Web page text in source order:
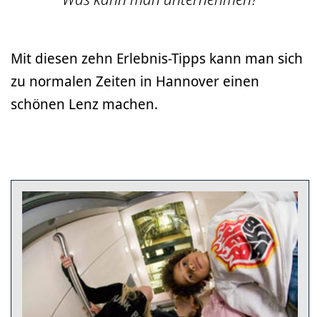
Mit diesen zehn Erlebnis-Tipps kann man sich
zu normalen Zeiten in Hannover einen
schönen Lenz machen.